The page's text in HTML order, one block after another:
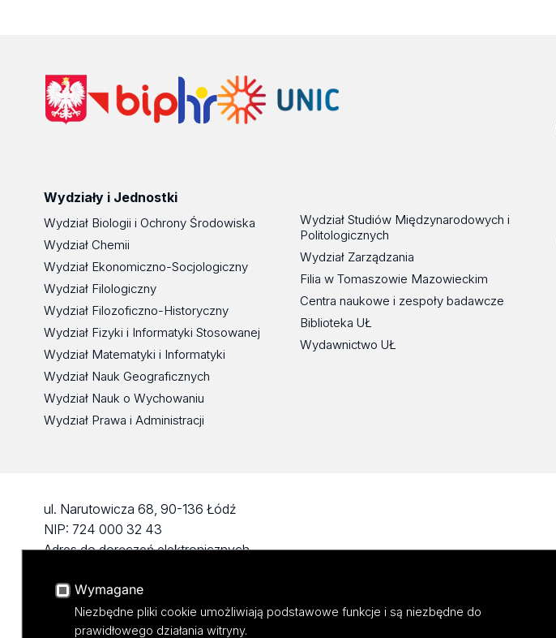
Wydziały i Jednostki
Wydział Biologii i Ochrony Środowiska
Wydział Chemii
Wydział Ekonomiczno-Socjologiczny
Wydział Filologiczny
Wydział Filozoficzno-Historyczny
Wydział Fizyki i Informatyki Stosowanej
Wydział Matematyki i Informatyki
Wydział Nauk Geograficznych
Wydział Nauk o Wychowaniu
Wydział Prawa i Administracji
Wydział Studiów Międzynarodowych i
Politologicznych
Wydział Zarządzania
Filia w Tomaszowie Mazowieckim
Centra naukowe i zespoły badawcze
Biblioteka UŁ
Wydawnictwo UŁ
ul. Narutowicza 68, 90-136 Łódź
NIP: 724 000 32 43
Adres do doręczeń elektronicznych
KONTAKT
Wymagane
Niezbędne pliki cookie umożliwiają podstawowe funkcje i są niezbędne do
prawidłowego działania witryny.